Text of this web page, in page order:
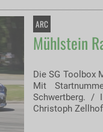
ARC
Mühlstein
Die SG Toolbox
Mit
Schwertberg. /
Christoph